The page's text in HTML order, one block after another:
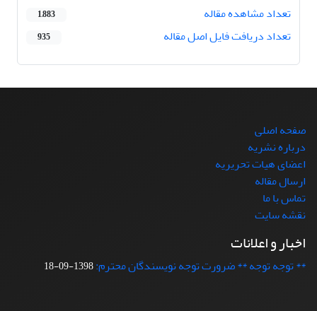
تعداد مشاهده مقاله
1,883
تعداد دریافت فایل اصل مقاله 935
صفحه اصلی
درباره نشریه
اعضای هیات تحریریه
ارسال مقاله
تماس با ما
نقشه سایت
اخبار و اعلانات
** توجه توجه ** ضرورت توجه نویسندگان محترم:1398-09-18